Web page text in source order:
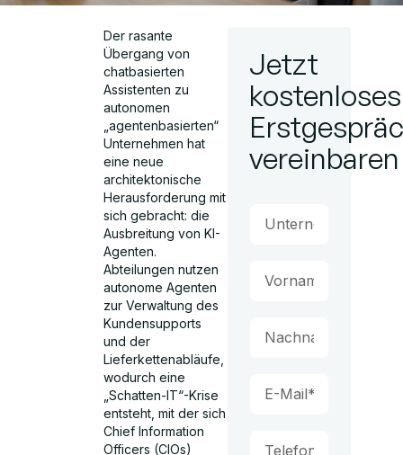
Der rasante
Übergang von
chatbasierten
Assistenten zu
autonomen
„agentenbasierten“
Unternehmen hat
eine neue
architektonische
Herausforderung mit
sich gebracht: die
Ausbreitung von KI-
Agenten.
Abteilungen nutzen
autonome Agenten
zur Verwaltung des
Kundensupports
und der
Lieferkettenabläufe,
wodurch eine
„Schatten-IT“-Krise
entsteht, mit der sich
Chief Information
Officers (CIOs)
Jetzt
kostenloses
vereinbaren